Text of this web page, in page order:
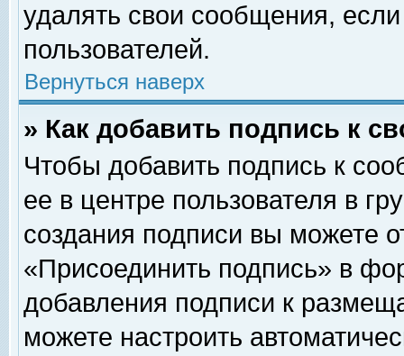
удалять свои сообщения,
пользователей.
Вернуться наверх
» Как добавить подпись к
Чтобы добавить подпись к
ее в центре пользователя в
создания подписи вы можете
«Присоединить подпись» в
добавления подписи к
можете настроить